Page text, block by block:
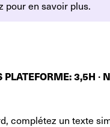
pour en savoir plus.
3,5H ∙
complétez un texte